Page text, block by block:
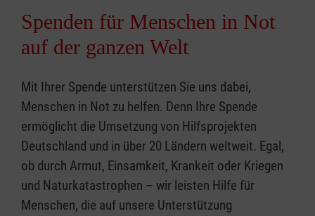
Spenden für Menschen in Not
auf der ganzen Welt
Mit Ihrer Spende unterstützen Sie uns dabei,
Menschen in Not zu helfen. Denn Ihre Spende
ermöglicht die Umsetzung von Hilfsprojekten
Deutschland und in über 20 Ländern weltweit. Egal,
ob durch Armut, Einsamkeit, Krankeit oder Kriegen
und Naturkatastrophen – wir leisten Hilfe für
Menschen, die auf unsere Unterstützung